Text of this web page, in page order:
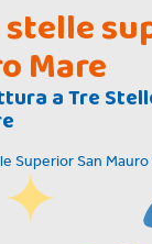
Mare
aTre
Superior San Mauro